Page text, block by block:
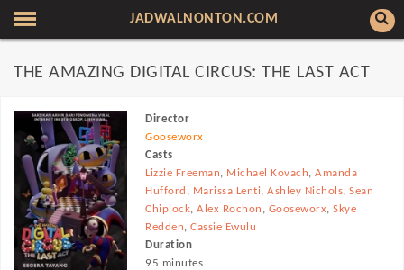
JADWALNONTON.COM
THE AMAZING DIGITAL CIRCUS: THE LAST ACT
Director
Gooseworx
Casts
Lizzie Freeman, Michael Kovach,Amanda
Hufford , Marissa Lenti,Ashley Nichols,Sean
Chiplock,Alex Rochon , Gooseworx,Skye
Redden,Cassie Ewulu
Duration
95 minutes